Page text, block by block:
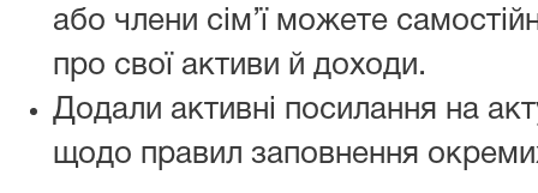
або члени сім’ї можете
про свої активи й доходи.
Додали активні посилання на
щодо правил заповнення